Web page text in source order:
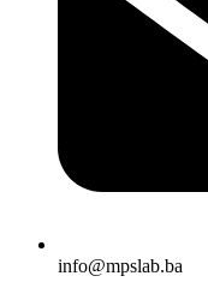
info@mpslab.ba